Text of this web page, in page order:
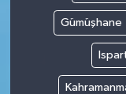
Gümüşhane